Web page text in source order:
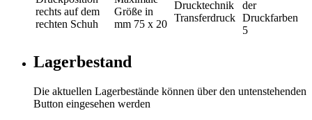
rechts auf dem
rechten Schuh
Größe in
mm 75 x 20
Drucktechnik
Transferdruck
der
Druckfarben
5
Lagerbestand
Die aktuellen Lagerbestände können über den untenstehenden
Button eingesehen werden